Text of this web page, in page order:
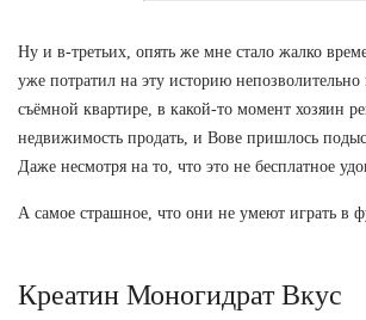
Ну и в-третьих, опять же мне стало жалко
уже потратил на эту историю
съёмной квартире, в какой-то момент хозяин
недвижимость продать, и Вове пришлось
Даже несмотря на то, что это не бесплатное
А самое страшное, что они не умеют играть в
Креатин Моногидрат Вкус